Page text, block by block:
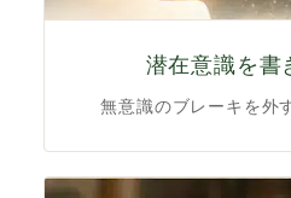
潜在意識を書
無意識のブレーキを外